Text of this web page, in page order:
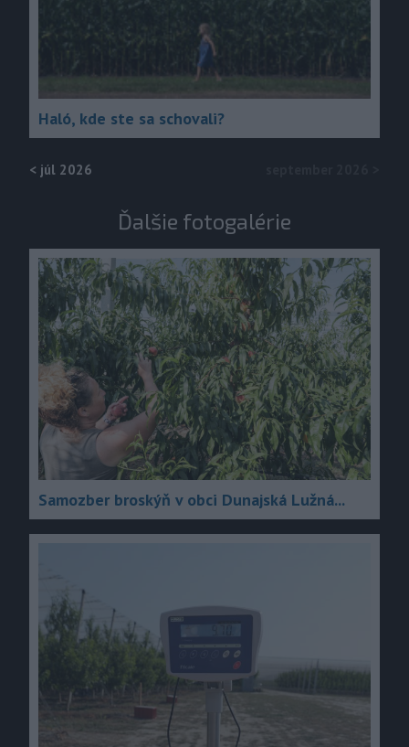
Haló, kde ste sa schovali?
< júl 2026
Ďalšie fotogalérie
Samozber broskýň v obci Dunajská Lužná...